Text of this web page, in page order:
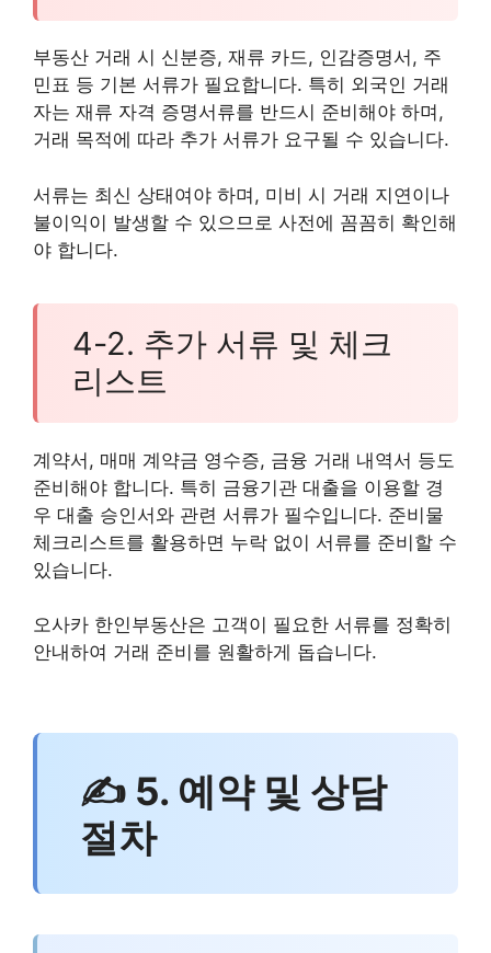
부동산 거래 시 신분증, 재류 카드, 인감증명서, 주
민표 등 기본 서류가 필요합니다. 특히 외국인 거래
자는 재류 자격 증명서류를 반드시 준비해야 하며,
거래 목적에 따라 추가 서류가 요구될 수 있습니다.
서류는 최신 상태여야 하며, 미비 시 거래 지연이나
불이익이 발생할 수 있으므로 사전에 꼼꼼히 확인해
야 합니다.
4-2. 추가 서류 및 체크
리스트
계약서, 매매 계약금 영수증, 금융 거래 내역서 등도
준비해야 합니다. 특히 금융기관 대출을 이용할 경
우 대출 승인서와 관련 서류가 필수입니다. 준비물
체크리스트를 활용하면 누락 없이 서류를 준비할 수
있습니다.
오사카 한인부동산은 고객이 필요한 서류를 정확히
안내하여 거래 준비를 원활하게 돕습니다.
✍ 5. 예약 및 상담
절차